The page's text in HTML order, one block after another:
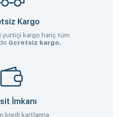
Kargo
yurtiçi kargo hariç tüm
ücretsiz kargo.
İmkanı
kredi kartlarına